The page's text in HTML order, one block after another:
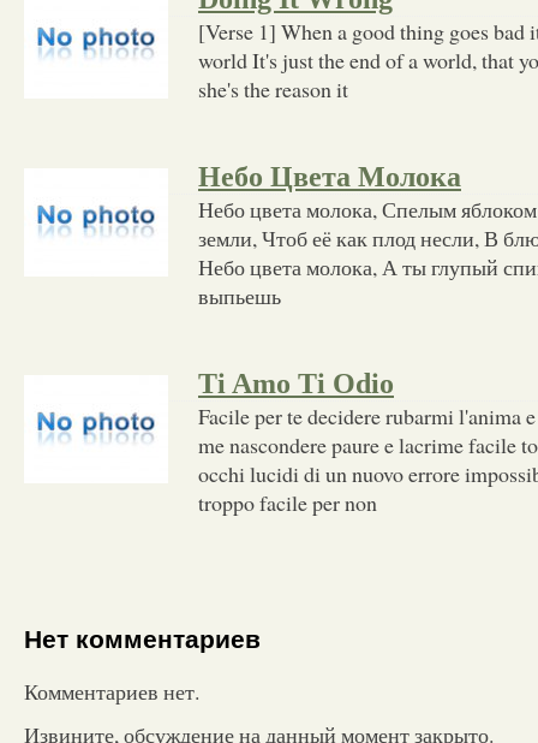
[Verse 1] When a good thing goes bad
world It's just the end of a world, that
she's the reason it
Небо Цвета Молока
Небо цвета молока, Спелым
земли, Чтоб её как плод несли, В
Небо цвета молока, А ты глупый
выпьешь
Ti Amo Ti Odio
Facile per te decidere rubarmi l'anima
me nascondere paure e lacrime facile
occhi lucidi di un nuovo errore
troppo facile per non
Нет комментариев
Комментариев нет.
Извините, обсуждение на данный момент закрыто.